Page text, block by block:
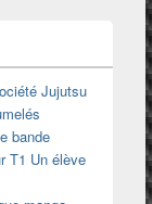
Jujutsu
bande
T1 Un élève